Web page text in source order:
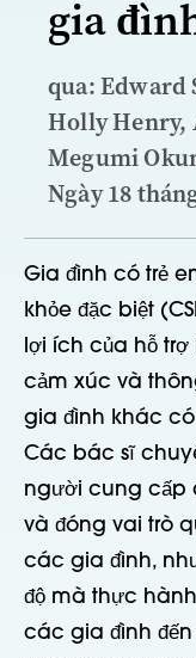
gia
qua: Edward
Holly Henry,
Megumi
Ngày 18
Gia đình có trẻ
khỏe đặc biệt
lợi ích của hỗ
cảm xúc và
gia đình khác
Các bác sĩ
người cung cấp
và đóng vai trò
các gia đình,
độ mà thực
các gia đình đến